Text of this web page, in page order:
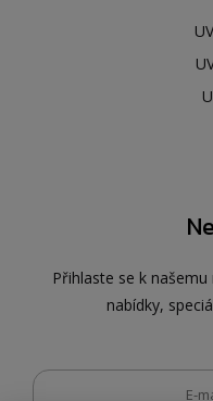
Přihlaste se k
nabídky,